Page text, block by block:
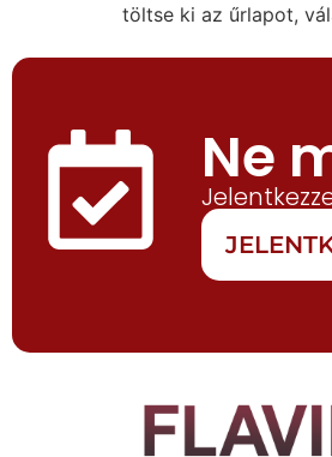
töltse ki az űrlapot,
Ne